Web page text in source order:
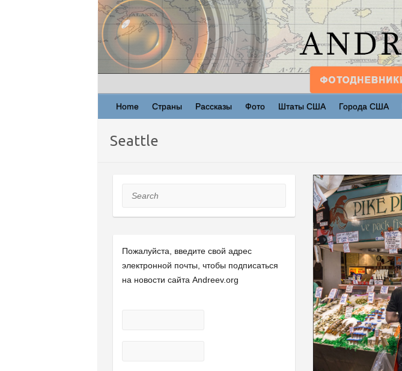
Home Страны Рассказы Фото Штаты США Города США
Seattle
Search
Пожалуйста, введите свой ​​адрес
электронной почты, чтобы подписаться
на новости сайта Andreev.org